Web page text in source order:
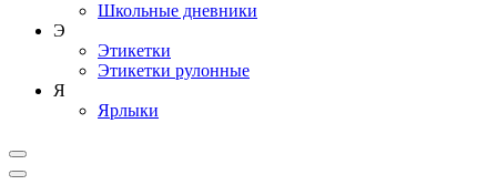
Школьные дневники
Э
Этикетки
Этикетки рулонные
Я
Ярлыки